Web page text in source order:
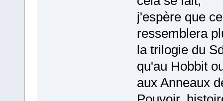
j'espère que
ressemblera
la trilogie du
qu'au Hobbit
aux Anneaux